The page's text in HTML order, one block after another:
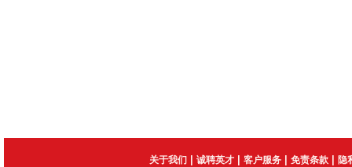
关于我们 诚聘英才 客户服务 免责条款 隐